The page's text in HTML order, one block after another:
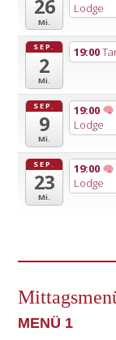
26
Mi.
Lodge
SEP.
2
Mi.
19:00
SEP.
9
Mi.
19:00
Lodge
SEP.
23
Mi.
19:00
Lodge
MENÜ 1